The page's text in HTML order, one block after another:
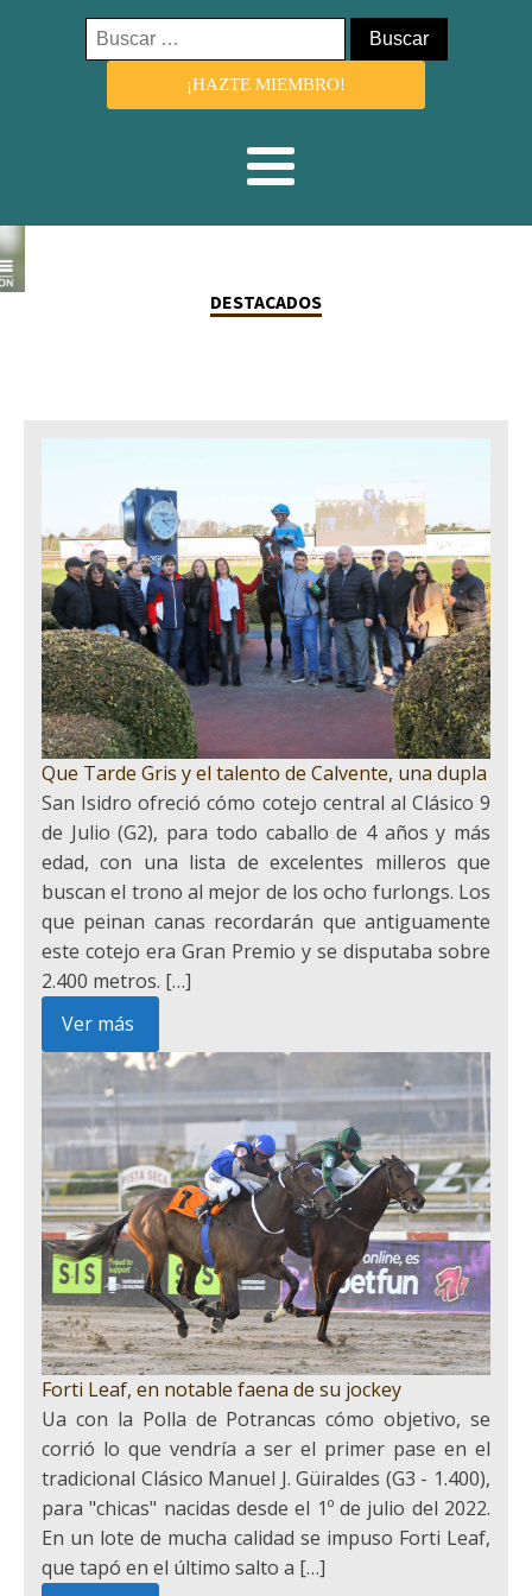
Buscar:
¡HAZTE MIEMBRO!
DESTACADOS
Que Tarde Gris y el talento de Calvente, una dupla
San Isidro ofreció cómo cotejo central al Clásico 9
de Julio (G2), para todo caballo de 4 años y más
edad, con una lista de excelentes milleros que
buscan el trono al mejor de los ocho furlongs. Los
que peinan canas recordarán que antiguamente
este cotejo era Gran Premio y se disputaba sobre
2.400 metros. […]
Ver más
Forti Leaf, en notable faena de su jockey
Ua con la Polla de Potrancas cómo objetivo, se
corrió lo que vendría a ser el primer pase en el
tradicional Clásico Manuel J. Güiraldes (G3 - 1.400),
para "chicas" nacidas desde el 1º de julio del 2022.
En un lote de mucha calidad se impuso Forti Leaf,
que tapó en el último salto a […]